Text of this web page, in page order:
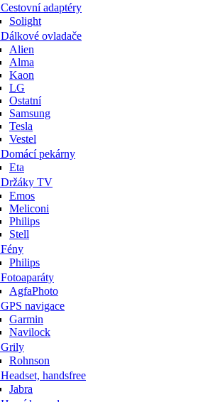
Cestovní adaptéry
Solight
Dálkové ovladače
Alien
Alma
Kaon
LG
Ostatní
Samsung
Tesla
Vestel
Domácí pekárny
Eta
Držáky TV
Emos
Meliconi
Philips
Stell
Fény
Philips
Fotoaparáty
AgfaPhoto
GPS navigace
Garmin
Navilock
Grily
Rohnson
Headset, handsfree
Jabra